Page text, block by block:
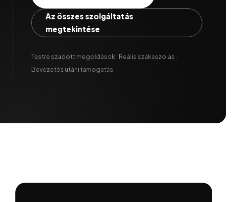
Az összes szolgáltatás
megtekintése
Testre szabott megoldások · Reális szakaszolás ·
Bevezetés utáni támogatás